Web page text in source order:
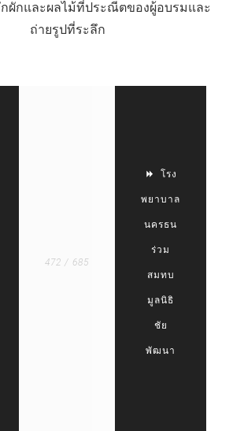
ผักและผลไม้ที่ประณีตของผู้อบรมและ
ถ่ายรูปที่ระลึก
472 / 685
โรง
พยาบาล
นครธน
ร่วม
สมทบ
มูลนิธิ
ชัย
พัฒนา